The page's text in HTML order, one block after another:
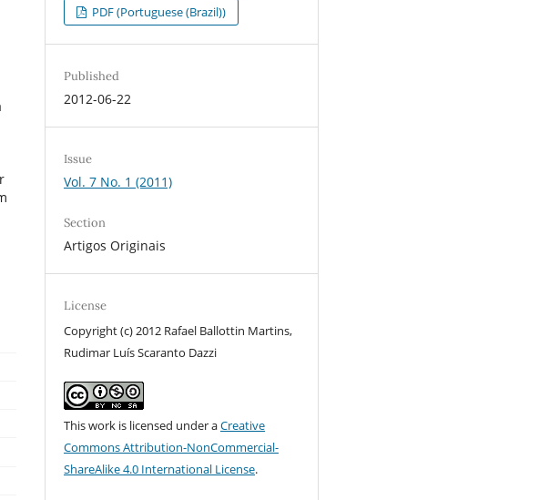
PDF (Portuguese (Brazil))
Published
2012-06-22
Issue
Vol. 7 No. 1 (2011)
Section
Artigos Originais
License
Copyright (c) 2012 Rafael Ballottin Martins,
Rudimar Luís Scaranto Dazzi
This work is licensed under aCreative
Commons Attribution-NonCommercial-
ShareAlike 4.0 International License.